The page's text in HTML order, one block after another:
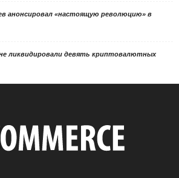
анонсировал «настоящую революцию» в
ликвидировали девять криптовалютных